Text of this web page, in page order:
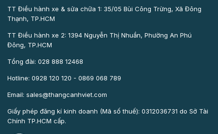
TT Điều hành xe & sửa chữa 1: 35/05 Bùi Công Trừng, Xã Đông
Thạnh, TP.HCM
TT Điều hành xe 2: 1394 Nguyễn Thị Nhuần, Phường An Phú
Đông, TP.HCM
Tổng đài: 028 888 12468
Hotline: 0928 120 120 - 0869 068 789
Email: sales@thangcanhviet.com
Giấy phép đăng kí kinh doanh (Mã số thuế): 0312036731 do Sở Tài
Chính TP.HCM cấp.